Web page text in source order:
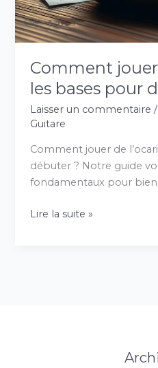
Comment jouer
les bases pour
Laisser un commentaire /
Guitare
Comment jouer de
débuter ? Notre guide
fondamentaux pour
pour
débuter
Lire la suite »